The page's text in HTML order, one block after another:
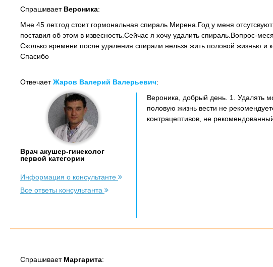
Спрашивает Вероника:
Мне 45 лет.год стоит гормональная спираль Мирена.Год у меня
поставил об этом в извесность.Сейчас я хочу удалить спираль.Вопрос-
Сколько времени после удаления спирали нельзя жить половой жизнью и
Спасибо
ОтвечаетЖаров Валерий Валерьевич:
Врач акушер-гинеколог
первой категории
Информация о консультанте
Все ответы консультанта
Вероника, добрый день. 1. Удалять
половую жизнь вести не
контрацептивов, не
Спрашивает Маргарита: